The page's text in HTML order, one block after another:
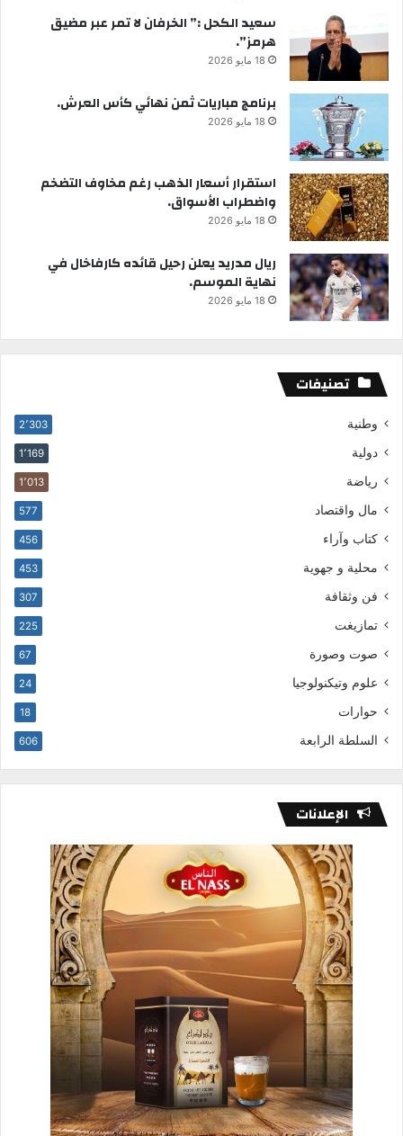
سعيد الكحل :” الخرفان لا تمر عبر مضيق
هرمز”.
18 مايو 2026
برنامج مباريات ثمن نهائي كأس العرش.
18 مايو 2026
استقرار أسعار الذهب رغم مخاوف التضخم
واضطراب الأسواق.
18 مايو 2026
ريال مدريد يعلن رحيل قائده كارفاخال في
نهاية الموسم.
18 مايو 2026
تصنيفات
وطنية 2٬303
دولية 1٬169
رياضة 1٬013
مال واقتصاد 577
كتاب وآراء 456
محلية و جهوية 453
فن وثقافة 307
تمازيغت 225
صوت وصورة 67
علوم وتيكنولوجيا 24
حوارات 18
السلطة الرابعة 606
الإعلانات